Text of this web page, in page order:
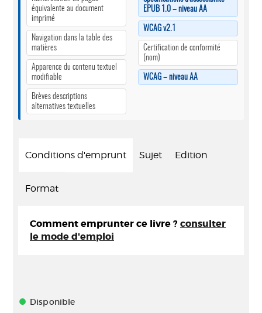
équivalente au document
imprimé
Navigation dans la table des
matières
Apparence du contenu textuel
modifiable
Brèves descriptions
alternatives textuelles
EPUB 1.0 – niveau AA
WCAG v2.1
Certification de conformité
(nom)
WCAG – niveau AA
Conditions d'emprunt Sujet Edition
Format
Comment emprunter ce livre ? consulter
le mode d'emploi
Disponible